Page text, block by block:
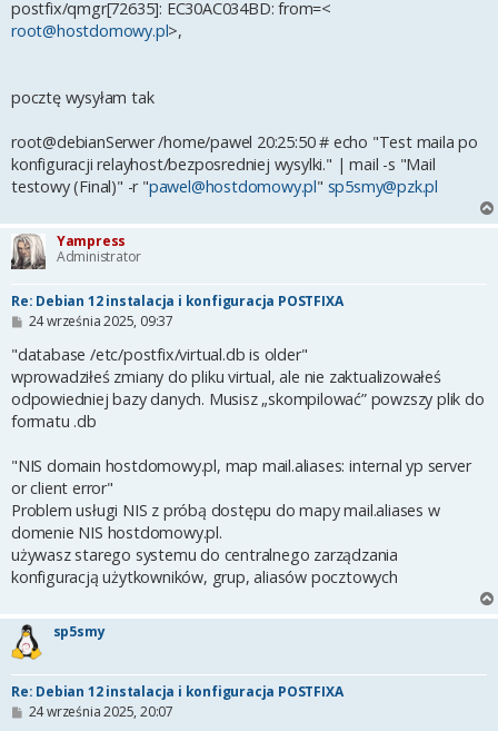
postfix/qmgr[72635]: EC30AC034BD: from=<
root@hostdomowy.pl>,
pocztę wysyłam tak
root@debianSerwer /home/pawel 20:25:50 # echo "Test maila po
konfiguracji relayhost/bezposredniej wysylki." | mail -s "Mail
testowy (Final)" -r "pawel@hostdomowy.pl" sp5smy@pzk.pl
Yampress
Administrator
Re: Debian 12 instalacja i konfiguracja POSTFIXA
P
s
24 września 2025, 09:37
"database /etc/postfix/virtual.db is older"
wprowadziłeś zmiany do pliku virtual, ale nie zaktualizowałeś
odpowiedniej bazy danych. Musisz „skompilować” powzszy plik do
formatu .db
"NIS domain hostdomowy.pl, map mail.aliases: internal yp server
or client error"
Problem usługi NIS z próbą dostępu do mapy mail.aliases w
domenie NIS hostdomowy.pl.
używasz starego systemu do centralnego zarządzania
konfiguracją użytkowników, grup, aliasów pocztowych
sp5smy
Re: Debian 12 instalacja i konfiguracja POSTFIXA
P24 września 2025, 20:07